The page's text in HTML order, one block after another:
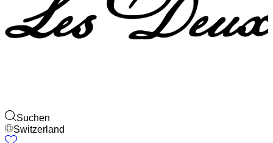
Suchen
Switzerland